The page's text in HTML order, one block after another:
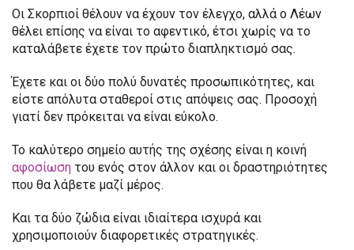
Οι Σκορπιοί θέλουν να έχουν τον έλεγχο, αλλά ο Λέων
θέλει επίσης να είναι το αφεντικό, έτσι χωρίς να το
καταλάβετε έχετε τον πρώτο διαπληκτισμό σας.
Έχετε και οι δύο πολύ δυνατές προσωπικότητες, και
είστε απόλυτα σταθεροί στις απόψεις σας. Προσοχή
γιατί δεν πρόκειται να είναι εύκολο.
Το καλύτερο σημείο αυτής της σχέσης είναι η κοινή
αφοσίωση του ενός στον άλλον και οι δραστηριότητες
που θα λάβετε μαζί μέρος.
Και τα δύο ζώδια είναι ιδιαίτερα ισχυρά και
χρησιμοποιούν διαφορετικές στρατηγικές.